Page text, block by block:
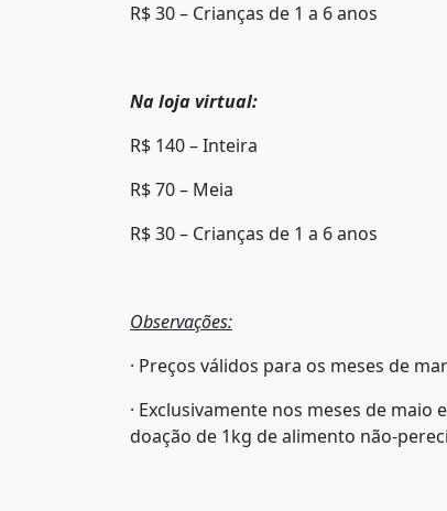
R$ 30 – Crianças de 1 a 6 anos
Na loja virtual:
R$ 140 – Inteira
R$ 70 – Meia
R$ 30 – Crianças de 1 a 6 anos
Observações:
· Preços válidos para os meses de
· Exclusivamente nos meses de
doação de 1kg de alimento não-